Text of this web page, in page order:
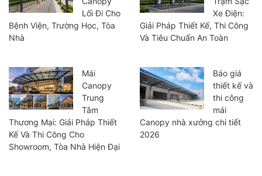
Lối Đi Cho
Bệnh Viện, Trường Học, Tòa
Nhà
Xe Điện:
Giải Pháp Thiết Kế, Thi Công
Và Tiêu Chuẩn An Toàn
Mái
Canopy
Trung
Tâm
Thương Mại: Giải Pháp Thiết
Kế Và Thi Công Cho
Showroom, Tòa Nhà Hiện Đại
Báo giá
thiết kế và
thi công
mái
Canopy nhà xưởng chi tiết
2026